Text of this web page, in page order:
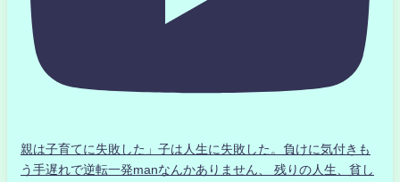
親は子育てに失敗した」子は人生に失敗した。負けに気付きも
う手遅れで逆転一発manなんかありません、 残りの人生、貧し